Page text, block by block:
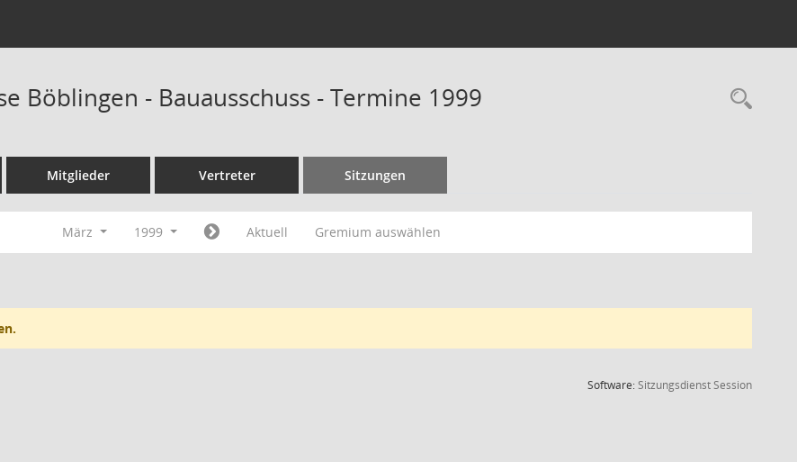
Böblingen - Bauausschuss - Termine 1999
Mitglieder Vertreter Sitzungen
März 1999 Aktuell Gremium auswählen
Software:SitzungsdienstSession(Wird in